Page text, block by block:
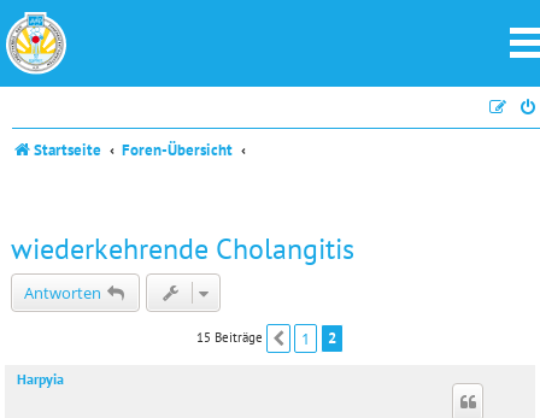
Startseite Foren-Übersicht
wiederkehrende Cholangitis
Antworten
15 Beiträge Vorherige
1 2
Harpyia